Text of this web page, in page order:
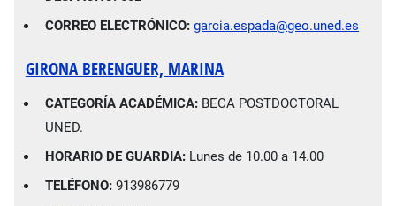
CORREO ELECTRÓNICO:garcia.espada@geo.uned.es
GIRONA BERENGUER, MARINA
CATEGORÍA ACADÉMICA: BECA POSTDOCTORAL
UNED.
HORARIO DE GUARDIA: Lunes de 10.00 a 14.00
TELÉFONO: 913986779